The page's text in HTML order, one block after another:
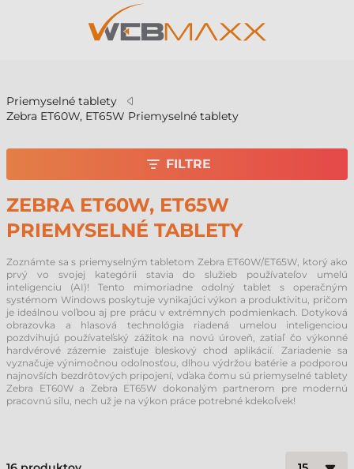
Priemyselné tablety
Zebra ET60W, ET65W Priemyselné tablety
ZEBRA ET60W, ET65W
PRIEMYSELNÉ TABLETY
Zoznámte sa s priemyselným tabletom Zebra ET60W/ET65W, ktorý ako
prvý vo svojej kategórii stavia do služieb používateľov umelú
inteligenciu (AI)! Tento mimoriadne odolný tablet s operačným
systémom Windows poskytuje vynikajúci výkon a produktivitu, pričom
je ideálnou voľbou aj pre prácu v extrémnych podmienkach. Dotyková
obrazovka a hlasová technológia riadená umelou inteligenciou
pozdvihujú používateľský zážitok na novú úroveň, zatiaľ čo výkonné
hardvérové zázemie zaisťuje bleskový chod aplikácií. Zariadenie sa
vyznačuje výnimočnou odolnosťou, dlhou výdržou batérie a podporou
najnovších bezdrôtových pripojení, vďaka čomu sú priemyselné tablety
Zebra ET60W a Zebra ET65W dokonalým partnerom pre modernú
pracovnú silu, nech už je na výkon práce potrebné kdekoľvek!
FILTRE